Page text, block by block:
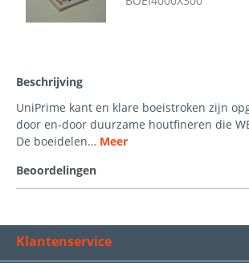
Beschrijving
UniPrime kant en klare boeistroken zijn
door en-door duurzame houtfineren die
De boeidelen… Meer
Beoordelingen
Klantenservice